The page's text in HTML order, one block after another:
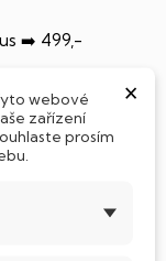
➡️ 499,-
×
webové
zařízení
prosím